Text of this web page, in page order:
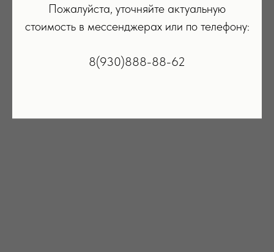
Пожалуйста, уточняйте актуальную
стоимость в мессенджерах или по телефону:
8(930)888-88-62